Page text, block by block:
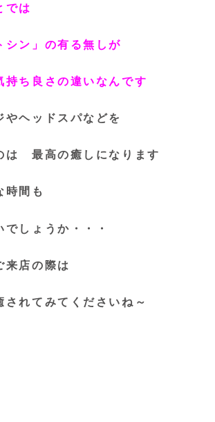
では
シン」の有る無しが
持ち良さの違いなんです
やヘッドスパなどを
は 最高の癒しになります
時間も
しょうか・・・
来店の際は
されてみてくださいね～